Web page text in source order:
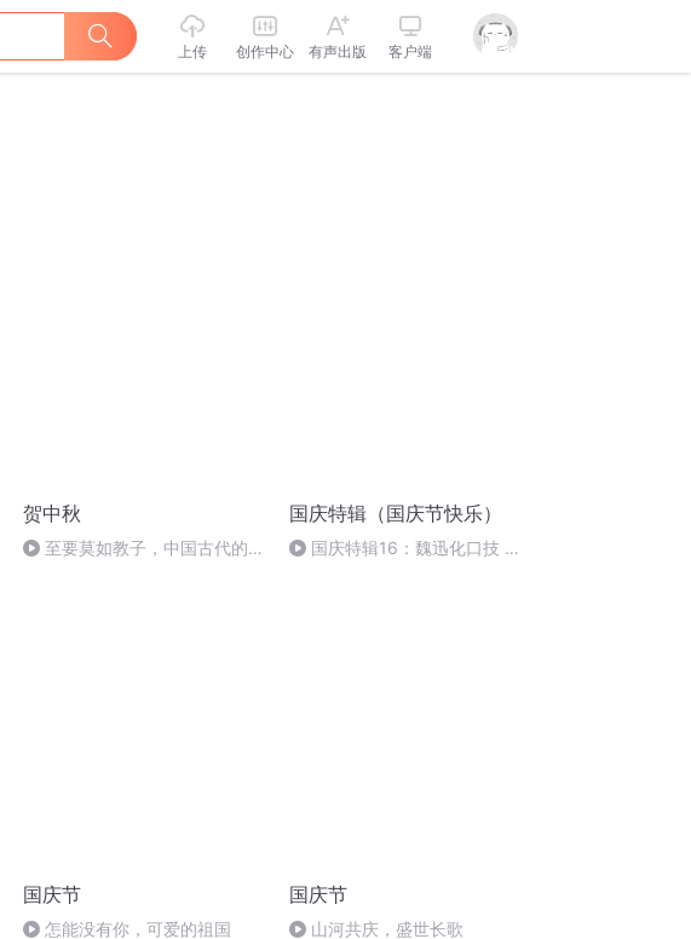
上传 创作中心 有声出版 客户端
贺中秋
至要莫如教子，中国古代的家
国庆特辑（国庆节快乐）
国庆特辑16：魏迅化口技 二
国庆节
怎能没有你，可爱的祖国
国庆节
山河共庆，盛世长歌